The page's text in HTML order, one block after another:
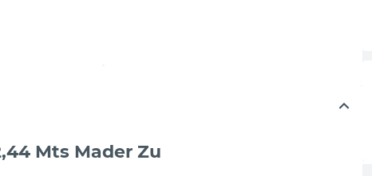
Mts Mader Zu